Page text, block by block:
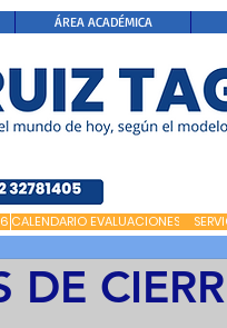
ÁREA ACADÉMICA
CALENDARIO EVALUACIONES
DE